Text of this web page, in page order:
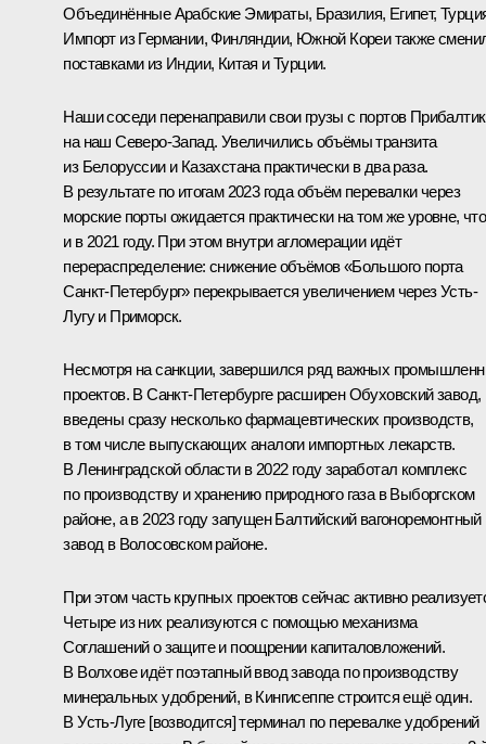
Объединённые Арабские Эмираты, Бразилия, Египет,
Импорт из Германии, Финляндии, Южной Кореи также
поставками из Индии, Китая и Турции.
Наши соседи перенаправили свои грузы с портов
на наш Северо-Запад. Увеличились объёмы транзита
из Белоруссии и Казахстана практически в два раза.
В результате по итогам 2023 года объём перевалки через
морские порты ожидается практически на том же уровне, что
и в 2021 году. При этом внутри агломерации идёт
перераспределение: снижение объёмов «Большого порта
Санкт-Петербург» перекрывается увеличением через Усть-
Лугу и Приморск.
Несмотря на санкции, завершился ряд важных
проектов. В Санкт-Петербурге расширен Обуховский завод,
введены сразу несколько фармацевтических производств,
в том числе выпускающих аналоги импортных лекарств.
В Ленинградской области в 2022 году заработал комплекс
по производству и хранению природного газа в Выборгском
районе, а в 2023 году запущен Балтийский вагоноремонтный
завод в Волосовском районе.
При этом часть крупных проектов сейчас активно
Четыре из них реализуются с помощью механизма
Соглашений о защите и поощрении капиталовложений.
В Волхове идёт поэтапный ввод завода по производству
минеральных удобрений, в Кингисеппе строится ещё один.
В Усть-Луге [возводится] терминал по перевалке удобрений